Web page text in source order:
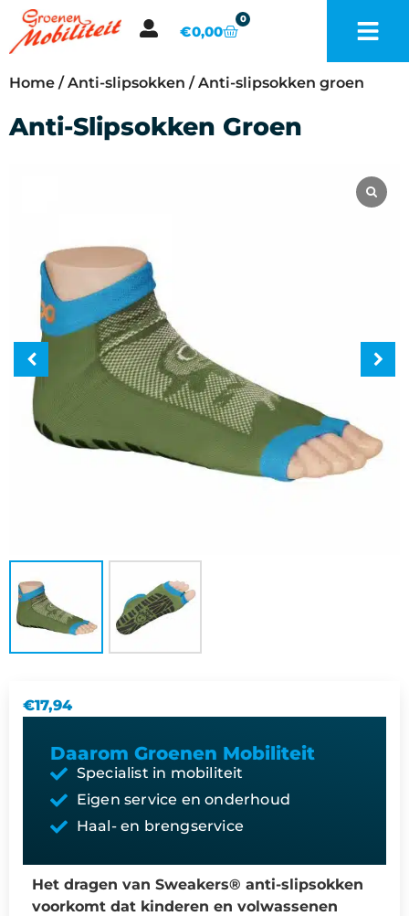
€0,00
0
Home /Anti-slipsokken / Anti-slipsokken groen
Anti-Slipsokken Groen
€17,94
Daarom Groenen Mobiliteit
Specialist in mobiliteit
Eigen service en onderhoud
Haal- en brengservice
Het dragen van Sweakers® anti-slipsokken
voorkomt dat kinderen en volwassenen